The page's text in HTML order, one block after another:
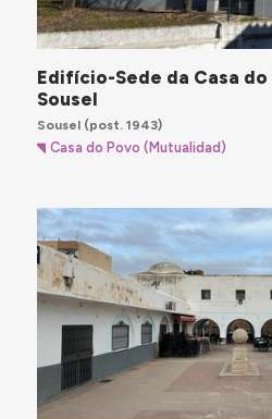
Edifício-Sede da Casa do
Sousel
Sousel(post. 1943)
Casa do Povo (Mutualidad)